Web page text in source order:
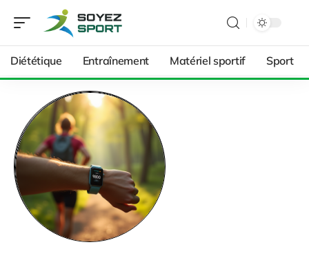
Diététique Entraînement Matériel sportif Sport